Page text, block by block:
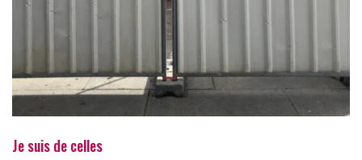
Je suis de celles